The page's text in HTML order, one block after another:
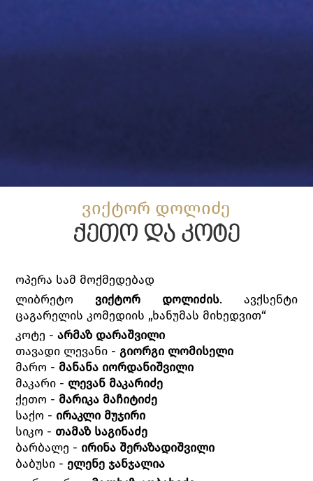
ვიქტორ დოლიძე
ქეთო და კოტე
ოპერა სამ მოქმედებად
ლიბრეტო ვიქტორ დოლიძის. ავქსენტი
ცაგარელის კომედიის „ხანუმას მიხედვით“
კოტე -არმაზ დარაშვილი
თავადი ლევანი - გიორგი ლომისელი
მარო - მანანა იორდანიშვილი
მაკარი - ლევან მაკარიძე
ქეთო - მარიკა მაჩიტიძე
საქო - ირაკლი მუჯირი
სიკო - თამაზ საგინაძე
ბარბალე - ირინა შერაზადიშვილი
ბაბუსი - ელენე ჯანჯალია